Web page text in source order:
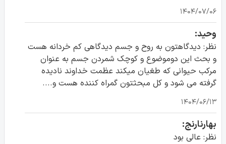
۱۴۰۴/۰۷/۰۶
وحید:
نظر: دیدگاهتون به روح و جسم دیدگاهی کم خردانه هست
و بحث این دو‌موضوع و کوچک شمردن جسم به عنوان
مرکب حیوانی که طغیان میکند عظمت خداوند نادیده
گرفته می شود و کل مبحثتون گمراه کننده هست و....
۱۴۰۴/۰۶/۱۳
بهارنارنج:
نظر: عالی بود